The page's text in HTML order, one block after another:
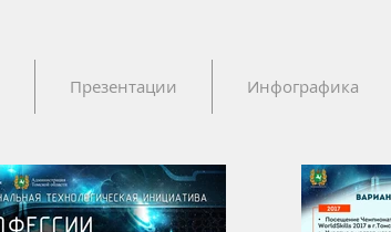
Презентации Инфографика